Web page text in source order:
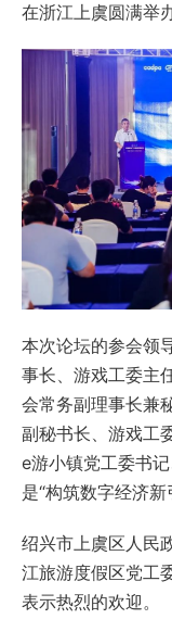
在浙江上虞圆满举办
本次论坛的参会领
事长、游戏工委主
会常务副理事长兼
副秘书长、游戏工
e游小镇党工委书
是“构筑数字经济新
绍兴市上虞区人民
江旅游度假区党工
表示热烈的欢迎。